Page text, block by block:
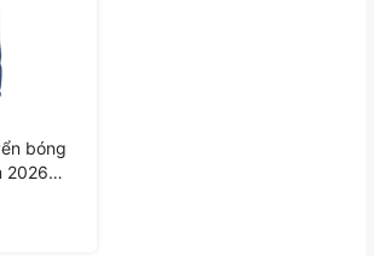
bóng
2026
- Hàng